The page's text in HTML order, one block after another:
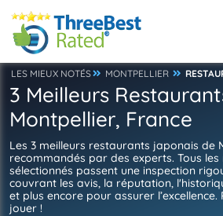
LES MIEUX NOTÉS MONTPELLIER
3 Meilleurs
Montpellier, France
Les 3 meilleurs restaurants japonais de
recommandés par des experts. Tous
sélectionnés passent une inspection
couvrant les avis, la réputation,
et plus encore pour assurer
jouer !